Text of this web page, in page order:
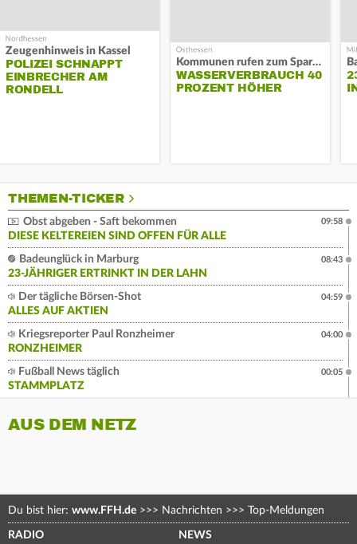
Zeugenhinweis in Kassel
POLIZEI SCHNAPPT
EINBRECHER AM
RONDELL
Kommunen rufen zum Sparen auf
WASSERVERBRAUCH 40
PROZENT HÖHER
THEMEN-TICKER
Obst abgeben - Saft bekommen
DIESE KELTEREIEN SIND OFFEN FÜR ALLE
09:58
Badeunglück in Marburg
23-JÄHRIGER ERTRINKT IN DER LAHN
08:43
Der tägliche Börsen-Shot
ALLES AUF AKTIEN
04:59
Kriegsreporter Paul Ronzheimer
RONZHEIMER
04:00
Fußball News täglich
STAMMPLATZ
00:05
AUS DEM NETZ
Du bist hier: www.FFH.de >>> Nachrichten >>> Top-Meldungen
RADIO NEWS